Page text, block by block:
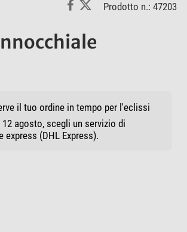
Prodotto n.: 47203
il tuo ordine in tempo per l'eclissi
agosto, scegli un servizio di
express (DHL Express).